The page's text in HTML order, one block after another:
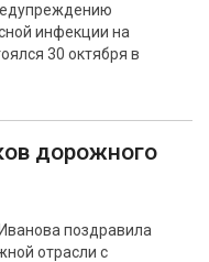
инфекции на
30 октября в
дорожного
поздравила
отрасли с